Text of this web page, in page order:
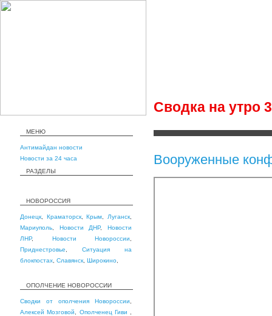
Сводка на утро
МЕНЮ
Антимайдан новости
Новости за 24 часа
РАЗДЕЛЫ
НОВОРОССИЯ
Донецк Краматорск,Крым Луганск
Мариуполь
Новости ДНР,Новости
ЛНР, Новости Новороссии
Приднестровье
Ситуация на
блокпостах Славянск Широкино
ОПОЛЧЕНИЕ НОВОРОССИИ
Сводки от ополчения Новороссии
Алексей Мозговой
Ополченец Гиви
Вооруженные